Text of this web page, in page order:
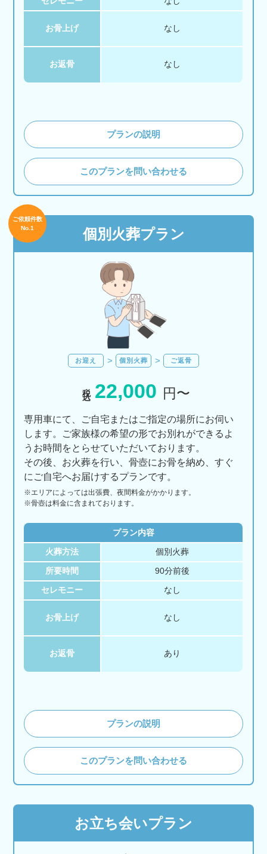
お骨上げ なし
お返骨 なし
プランの説明
このプランを問い合わせる
個別火葬プラン
ご依頼件数
No.1
お迎え 個別火葬 ご返骨
22,000 円〜
専用車にて、ご自宅またはご指定の場所にお伺い
します。ご家族様の希望の形でお別れができるよ
うお時間をとらせていただいております。
その後、お火葬を行い、骨壺にお骨を納め、すぐ
にご自宅へお届けするプランです。
※エリアによっては出張費、夜間料金がかかります。
※骨壺は料金に含まれております。
プラン内容
火葬方法 個別火葬
所要時間 90分前後
セレモニー なし
お骨上げ なし
お返骨 あり
プランの説明
このプランを問い合わせる
お立ち会いプラン